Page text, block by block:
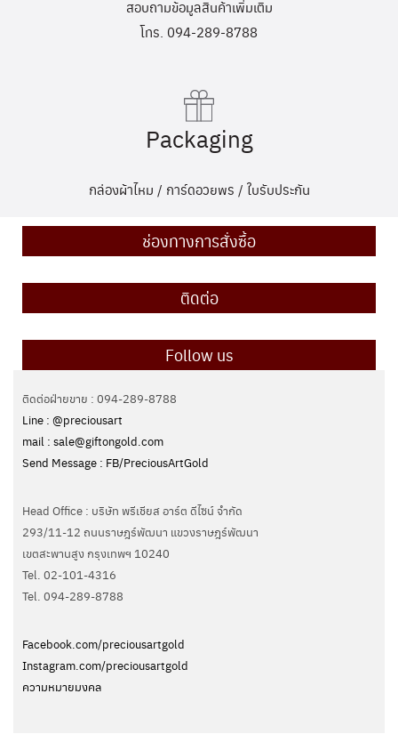
สอบถามข้อมูลสินค้าเพิ่มเติม
โทร. 094-289-8788
Packaging
กล่องผ้าไหม / การ์ดอวยพร / ใบรับประกัน
ช่องทางการสั่งซื้อ
ติดต่อ
Follow us
ติดต่อฝ่ายขาย : 094-289-8788
Line : @preciousart
mail : sale@giftongold.com
Send Message : FB/PreciousArtGold
Head Office : บริษัท พรีเชียส อาร์ต ดีไซน์ จำกัด
293/11-12 ถนนราษฎร์พัฒนา แขวงราษฎร์พัฒนา
เขตสะพานสูง กรุงเทพฯ 10240
Tel. 02-101-4316
Tel. ‭094-289-8788‬
Facebook.com/preciousartgold
Instagram.com/preciousartgold
ความหมายมงคล